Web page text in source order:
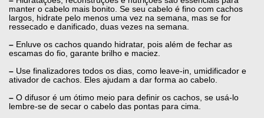
manter o cabelo mais bonito. Se seu cabelo é fino com cachos
largos, hidrate pelo menos uma vez na semana, mas se for
ressecado e danificado, duas vezes na semana.
– Enluve os cachos quando hidratar, pois além de fechar as
escamas do fio, garante brilho e maciez.
– Use finalizadores todos os dias, como leave-in, umidificador e
ativador de cachos. Eles ajudam a dar forma ao cabelo.
– O difusor é um ótimo meio para definir os cachos, se usá-lo
lembre-se de secar o cabelo das pontas para cima.